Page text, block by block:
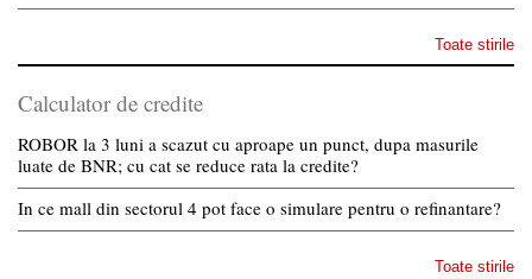
Toate stirile
Calculator de credite
ROBOR la 3 luni a scazut cu aproape un punct, dupa masurile
luate de BNR; cu cat se reduce rata la credite?
In ce mall din sectorul 4 pot face o simulare pentru o refinantare?
Toate stirile